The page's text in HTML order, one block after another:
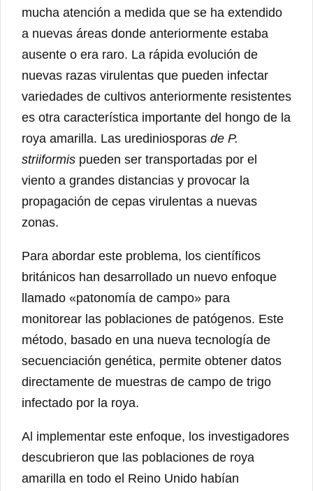
mucha atención a medida que se ha extendido
a nuevas áreas donde anteriormente estaba
ausente o era raro. La rápida evolución de
nuevas razas virulentas que pueden infectar
variedades de cultivos anteriormente resistentes
es otra característica importante del hongo de la
roya amarilla. Las urediniosporas de P.
striiformis pueden ser transportadas por el
viento a grandes distancias y provocar la
propagación de cepas virulentas a nuevas
zonas.
Para abordar este problema, los científicos
británicos han desarrollado un nuevo enfoque
llamado «patonomía de campo» para
monitorear las poblaciones de patógenos. Este
método, basado en una nueva tecnología de
secuenciación genética, permite obtener datos
directamente de muestras de campo de trigo
infectado por la roya.
Al implementar este enfoque, los investigadores
descubrieron que las poblaciones de roya
amarilla en todo el Reino Unido habían